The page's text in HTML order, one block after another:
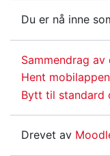
Du er nå inne
Sammendrag
Hent mobilappen
Bytt til standard
Drevet av